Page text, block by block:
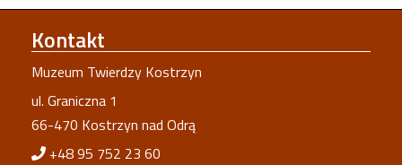
Kontakt
Muzeum Twierdzy Kostrzyn
ul. Graniczna 1
66-470 Kostrzyn nad Odrą
+48 95 752 23 60